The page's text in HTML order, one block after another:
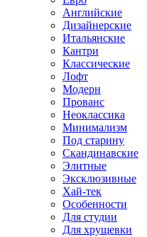
Английские
Дизайнерские
Итальянские
Кантри
Классические
Лофт
Модерн
Прованс
Неоклассика
Минимализм
Под старину
Скандинавские
Элитные
Эксклюзивные
Хай-тек
Особенности
Для студии
Для хрущевки